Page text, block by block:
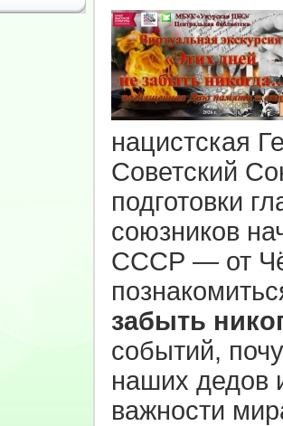
нацистская
Советский
подготовки
союзников
СССР — от
забыть
событий,
наших дедов
важности